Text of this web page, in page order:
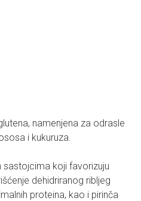
namenjena za odrasle
i kukuruza.
sastojcima koji favorizuju
dehidriranog ribljeg
proteina, kao i pirinča